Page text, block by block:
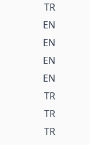
TR
EN
EN
EN
EN
TR
TR
TR